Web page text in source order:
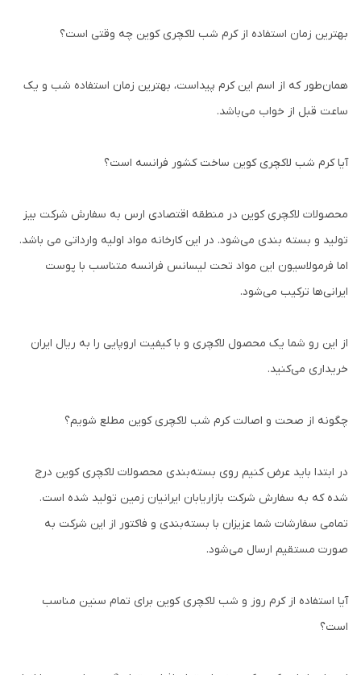
بهترین زمان استفاده از کرم شب لاکچری کوین چه وقتی است؟
همان‌طور که از اسم این کرم پیداست، بهترین زمان استفاده شب و یک
ساعت قبل از خواب می‌باشد.
آیا کرم شب لاکچری کوین ساخت کشور فرانسه است؟
محصولات لاکچری کوین در منطقه اقتصادی ارس به سفارش شرکت بیز
تولید و بسته بندی می‌شود. در این کارخانه مواد اولیه وارداتی می باشد.
اما فرمولاسیون این مواد تحت لیسانس فرانسه متناسب با پوست
ایرانی‌ها ترکیب می‌شود.
از این رو شما یک محصول لاکچری و با کیفیت اروپایی را به ریال ایران
خریداری می‌کنید.
چگونه از صحت و اصالت کرم شب لاکچری کوین مطلع شویم؟
در ابتدا باید عرض کنیم روی بسته‌بندی محصولات لاکچری کوین درج
شده که به سفارش شرکت بازاریابان ایرانیان زمین تولید شده است.
تمامی سفارشات شما عزیزان با بسته‌بندی و فاکتور از این شرکت به
صورت مستقیم ارسال می‌شود.
آیا استفاده از کرم روز و شب لاکچری کوین برای تمام سنین مناسب
است؟